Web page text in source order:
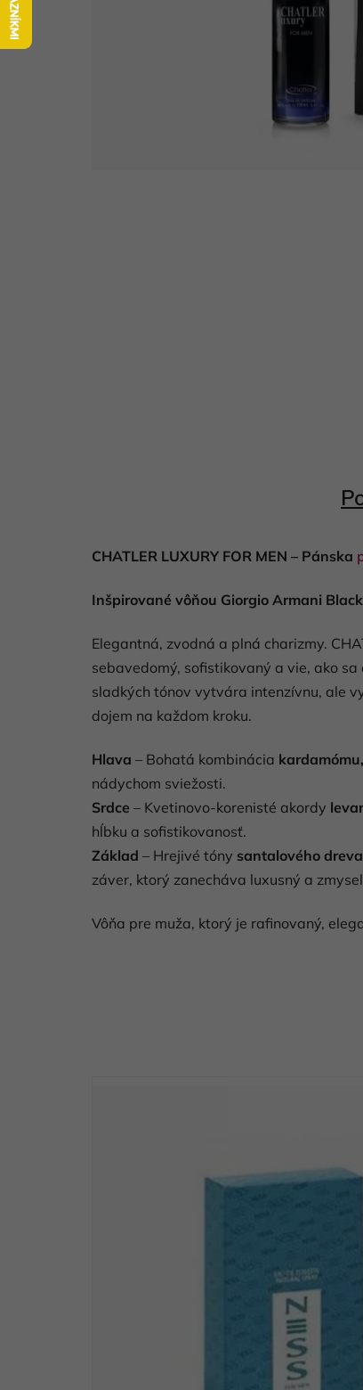
CHATLER LUXURY FOR MEN – Pánska
Inšpirované vôňou Giorgio Armani Black
Elegantná, zvodná a plná charizmy.
sebavedomý, sofistikovaný a vie, ako
sladkých tónov vytvára intenzívnu, ale
dojem na každom kroku.
Hlava – Bohatá kombinácia
nádychom sviežosti.
Srdce – Kvetinovo-korenisté akordy
hĺbku a sofistikovanosť.
Základ – Hrejivé tóny santalového
záver, ktorý zanecháva luxusný a
Vôňa pre muža, ktorý je rafinovaný,